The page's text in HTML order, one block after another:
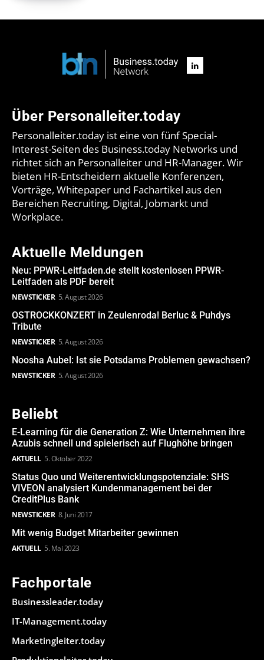
Über Personalleiter.today
Personalleiter.today ist eine von fünf Special-
Interest-Seiten des Business.today Networks und
richtet sich an Personalleiter und HR-Manager. Wir
bieten HR-Entscheidern aktuelle Konferenzen,
Vorträge, Whitepaper und Fachartikel aus den
Bereichen Recruiting, Digital, Jobmarkt und
Workplace.
Aktuelle Meldungen
Neu: PPWR-Leitfaden.de stellt kostenlosen PPWR-
Leitfaden als PDF bereit
NEWSTICKER 5. August 2026
OSTROCKKONZERT in Zeulenroda! Berluc & Puhdys
Tribute
NEWSTICKER 5. August 2026
Noosha Aubel: Ist sie Potsdams Problemen gewachsen?
NEWSTICKER 5. August 2026
Beliebt
E-Learning für die Generation Z: Wie Unternehmen ihre
Azubis schnell und spielerisch auf Flughöhe bringen
AKTUELL 5. Oktober 2022
Status Quo und Weiterentwicklungspotenziale: SHS
VIVEON analysiert Kundenmanagement bei der
CreditPlus Bank
NEWSTICKER 8. Juni 2017
Mit wenig Budget Mitarbeiter gewinnen
AKTUELL 5. Mai 2023
Fachportale
Businessleader.today
IT-Management.today
Marketingleiter.today